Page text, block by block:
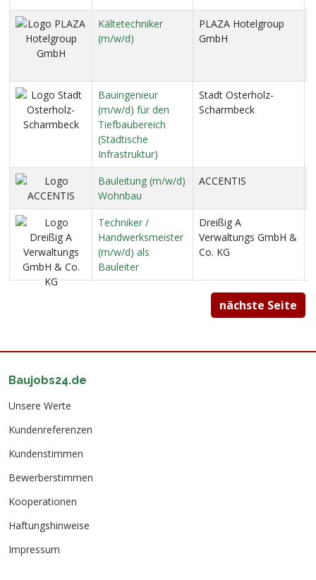
Kältetechniker
(m/w/d)
PLAZA Hotelgroup
GmbH
Bauingenieur
(m/w/d) für den
Tiefbaubereich
(Städtische
Infrastruktur)
Stadt Osterholz-
Scharmbeck
Bauleitung (m/w/d)
Wohnbau
ACCENTIS
Techniker /
Handwerksmeister
(m/w/d) als
Bauleiter
Dreißig A
Verwaltungs GmbH &
Co. KG
nächste Seite
Baujobs24.de
Unsere Werte
Kundenreferenzen
Kundenstimmen
Bewerberstimmen
Kooperationen
Haftungshinweise
Impressum